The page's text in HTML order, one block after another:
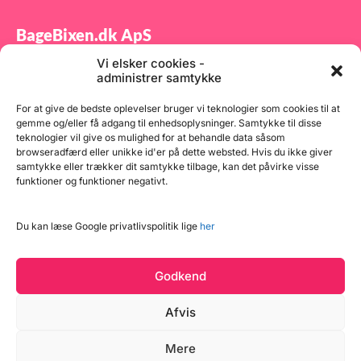
Vi elsker cookies -
administrer samtykke
For at give de bedste oplevelser bruger vi teknologier som cookies til at
gemme og/eller få adgang til enhedsoplysninger. Samtykke til disse
teknologier vil give os mulighed for at behandle data såsom
browseradfærd eller unikke id'er på dette websted. Hvis du ikke giver
samtykke eller trækker dit samtykke tilbage, kan det påvirke visse
funktioner og funktioner negativt.
Du kan læse Google privatlivspolitik lige her
Godkend
Afvis
Mere
BageBixen.dk ApS
Tilmeld dig vores nyhedsbrev og modtag gode tilbud
samt spændende produktnyheder direkte i din
indbakke.